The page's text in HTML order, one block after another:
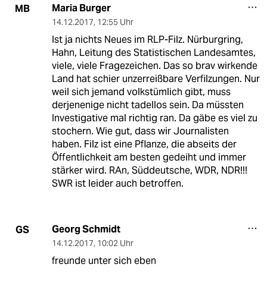
MB Maria Burger
14.12.2017, 12:55 Uhr
Ist ja nichts Neues im RLP-Filz. Nürburgring,
Hahn, Leitung des Statistischen Landesamtes,
viele, viele Fragezeichen. Das so brav wirkende
Land hat schier unzerreißbare Verfilzungen. Nur
weil sich jemand volkstümlich gibt, muss
derjenenige nicht tadellos sein. Da müssten
Investigative mal richtig ran. Da gäbe es viel zu
stochern. Wie gut, dass wir Journalisten
haben. Filz ist eine Pflanze, die abseits der
Öffentlichkeit am besten gedeiht und immer
stärker wird. RAn, Süddeutsche, WDR, NDR!!!
SWR ist leider auch betroffen.
GS Georg Schmidt
14.12.2017, 10:02 Uhr
freunde unter sich eben